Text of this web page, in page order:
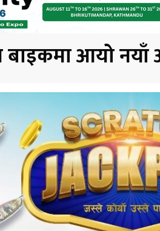
बाइकमा आयो